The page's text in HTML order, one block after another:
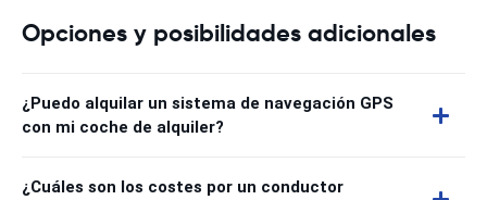
Opciones y posibilidades adicionales
¿Puedo alquilar un sistema de navegación GPS
con mi coche de alquiler?
¿Cuáles son los costes por un conductor